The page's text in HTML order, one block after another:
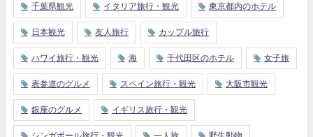
千葉県観光 イタリア旅行・観光 東京都内のホテル
日本観光 友人旅行 カップル旅行
ハワイ旅行・観光 海 千代田区のホテル 女子旅
表参道のグルメ スペイン旅行・観光 大阪市観光
銀座のグルメ イギリス旅行・観光